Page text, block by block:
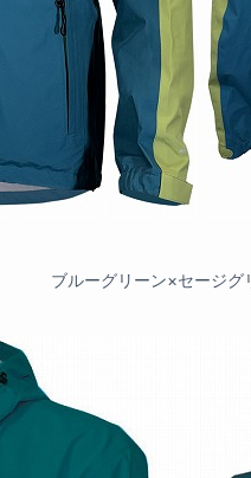
ブルーグリーン×セージグ